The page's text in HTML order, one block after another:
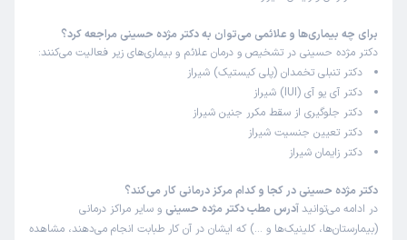
کاربر دکترتو
این پزشک را پیشنهاد میکنم
زمان انتظار:0-15 دقیقه
محیط ارام.خنک.برخورد عالیییی
علت مراجعه: درمان سندرم تخمدان پلی‌کیستیک (PCOS)
کاربر دکترتو
نوبت مطب از دکترتو
برای چه بیماری‌ها و علائمی می‌توان به دکتر مژده حسینی مراجعه کرد؟
دکتر مژده حسینی در تشخیص و درمان علائم و بیماری‌های زیر فعالیت می‌کنند:
دکتر تنبلی تخمدان (پلی کیستیک) شیراز
دکتر آی یو آی (IUI) شیراز
دکتر جلوگیری از سقط مکرر جنین شیراز
دکتر تعیین جنسیت شیراز
دکتر زایمان شیراز
دکتر مژده حسینی در کجا و کدام مرکز درمانی کار می‌کند؟
در ادامه می‌توانید آدرس مطب دکتر مژده حسینی و سایر مراکز درمانی
(بیمارستان‌ها، کلینیک‌ها و …) که ایشان در آن کار طبابت انجام می‌دهند، مشاهده